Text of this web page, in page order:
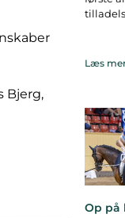
Bjerg,
Læs
Op på